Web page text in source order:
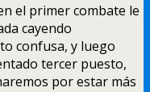
el primer combate le
cayendo
confusa, y luego
tercer puesto,
por estar más